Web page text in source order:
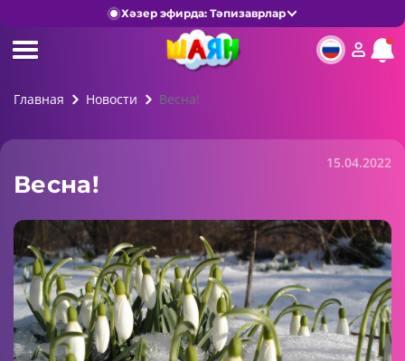
Хәзер эфирда: Тәпизаврлар
Главная Новости Весна!
15.04.2022
Весна!